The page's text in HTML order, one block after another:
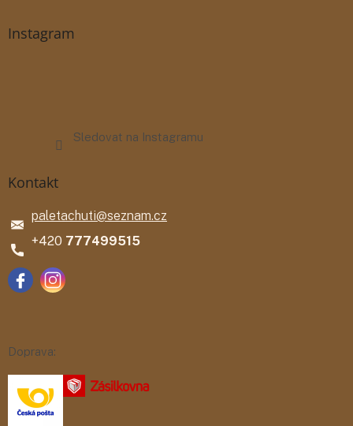
Instagram
Sledovat na Instagramu
Kontakt
paletachuti@seznam.cz
777499515
Doprava: